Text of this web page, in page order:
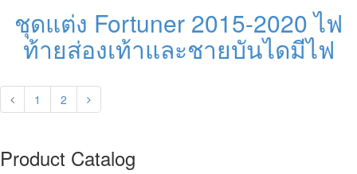
ชุดแต่ง Fortuner 2015-2020 ไฟ
ท้ายส่องเท้าและชายบันไดมีไฟ
1 2
Product Catalog